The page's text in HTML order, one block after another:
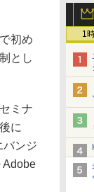
1
初め
とし
ミナ
に
バンジ
Adobe